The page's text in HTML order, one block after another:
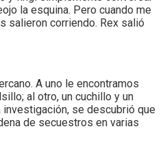
la esquina. Pero cuando me
salieron corriendo. Rex salió
A uno le encontramos
al otro, un cuchillo y un
investigación, se descubrió que
de secuestros en varias